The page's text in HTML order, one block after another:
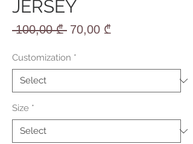
JERSEY
100,00 ₾ Regular
70,00 ₾Sale
Customization *
Size *